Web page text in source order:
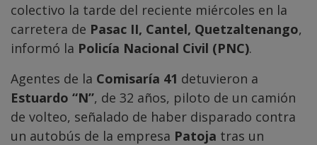
colectivo la tarde del reciente miércoles en la
carretera de Pasac II, Cantel, Quetzaltenango,
informó la Policía Nacional Civil (PNC).
Agentes de la Comisaría 41 detuvieron a
Estuardo “N”, de 32 años, piloto de un camión
de volteo, señalado de haber disparado contra
un autobús de la empresa Patoja tras un